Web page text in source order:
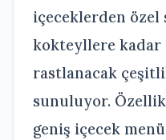
içeceklerden özel
kokteyllere kadar
rastlanacak
sunuluyor.
geniş içecek